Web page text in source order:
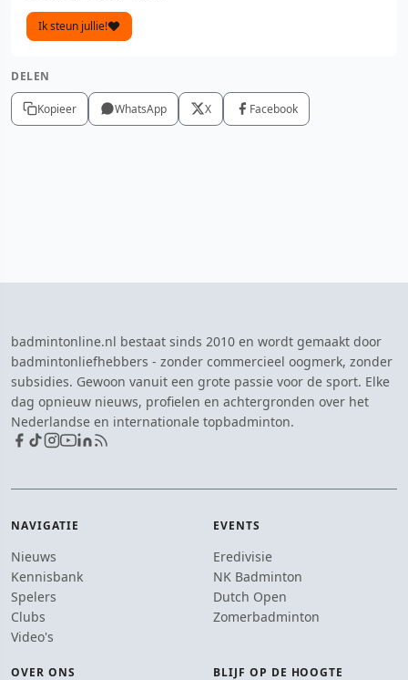
Ik steun jullie!
DELEN
Kopieer WhatsApp X Facebook
badmintonline.nl bestaat sinds 2010 en wordt gemaakt door
badmintonliefhebbers - zonder commercieel oogmerk, zonder
subsidies. Gewoon vanuit een grote passie voor de sport. Elke
dag opnieuw nieuws, profielen en achtergronden over het
Nederlandse en internationale topbadminton.
NAVIGATIE
Nieuws
Kennisbank
Spelers
Clubs
Video's
EVENTS
Eredivisie
NK Badminton
Dutch Open
Zomerbadminton
OVER ONS BLIJF OP DE HOOGTE